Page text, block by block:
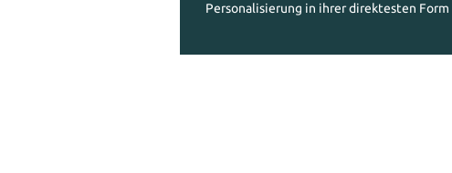
Personalisierung in ihrer direktesten Form